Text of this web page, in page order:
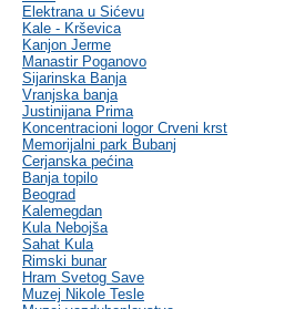
Elektrana u Sićevu
Kale - Krševica
Kanjon Jerme
Manastir Poganovo
Sijarinska Banja
Vranjska banja
Justinijana Prima
Koncentracioni logor Crveni krst
Memorijalni park Bubanj
Cerjanska pećina
Banja topilo
Beograd
Kalemegdan
Kula Nebojša
Sahat Kula
Rimski bunar
Hram Svetog Save
Muzej Nikole Tesle